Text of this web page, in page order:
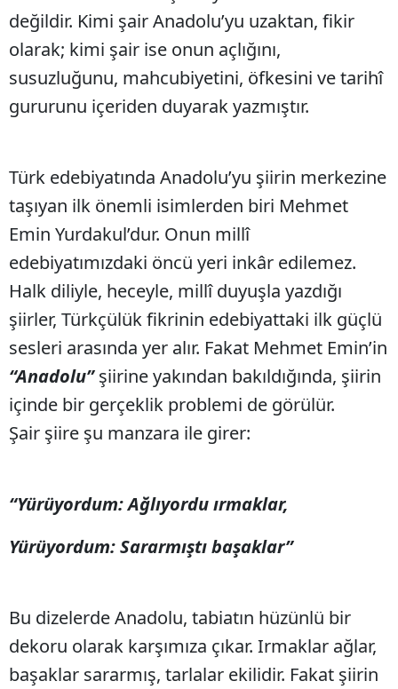
değildir. Kimi şair Anadolu’yu uzaktan, fikir
olarak; kimi şair ise onun açlığını,
susuzluğunu, mahcubiyetini, öfkesini ve tarihî
gururunu içeriden duyarak yazmıştır.
Türk edebiyatında Anadolu’yu şiirin merkezine
taşıyan ilk önemli isimlerden biri Mehmet
Emin Yurdakul’dur. Onun millî
edebiyatımızdaki öncü yeri inkâr edilemez.
Halk diliyle, heceyle, millî duyuşla yazdığı
şiirler, Türkçülük fikrinin edebiyattaki ilk güçlü
sesleri arasında yer alır. Fakat Mehmet Emin’in
“Anadolu”şiirine yakından bakıldığında, şiirin
içinde bir gerçeklik problemi de görülür.
Şair şiire şu manzara ile girer:
“Yürüyordum: Ağlıyordu ırmaklar,
Yürüyordum: Sararmıştı başaklar”
Bu dizelerde Anadolu, tabiatın hüzünlü bir
dekoru olarak karşımıza çıkar. Irmaklar ağlar,
başaklar sararmış, tarlalar ekilidir. Fakat şiirin